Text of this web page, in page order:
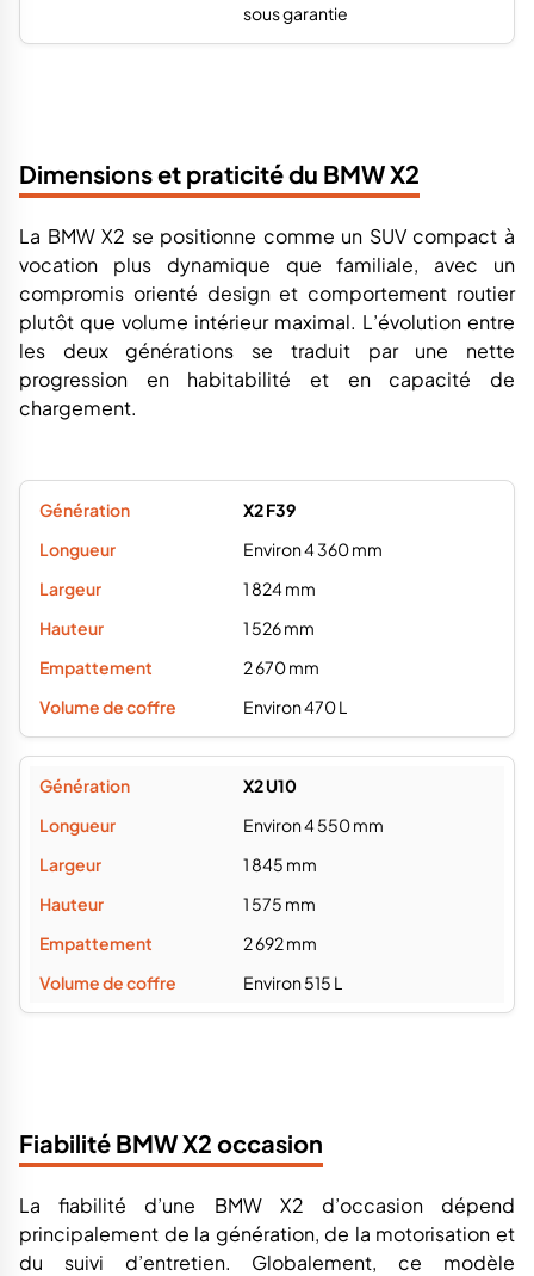
sous garantie
Dimensions et praticité du BMW X2
La BMW X2 se positionne comme un SUV compact à
vocation plus dynamique que familiale, avec un
compromis orienté design et comportement routier
plutôt que volume intérieur maximal. L’évolution entre
les deux générations se traduit par une nette
progression en habitabilité et en capacité de
chargement.
X2 F39
Environ 4 360 mm
1 824 mm
1 526 mm
2 670 mm
Environ 470 L
X2 U10
Environ 4 550 mm
1 845 mm
1 575 mm
2 692 mm
Environ 515 L
Fiabilité BMW X2 occasion
La fiabilité d’une BMW X2 d’occasion dépend
principalement de la génération, de la motorisation et
du suivi d’entretien. Globalement, ce modèle